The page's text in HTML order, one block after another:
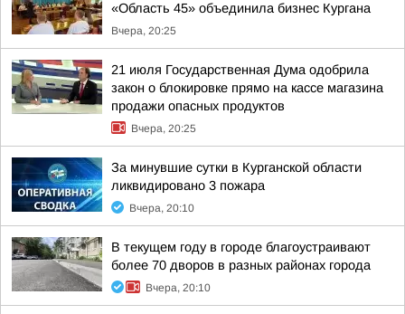
«Область 45» объединила бизнес Кургана
Вчера, 20:25
21 июля Государственная Дума одобрила
закон о блокировке прямо на кассе магазина
продажи опасных продуктов
Вчера, 20:25
За минувшие сутки в Курганской области
ликвидировано 3 пожара
Вчера, 20:10
В текущем году в городе благоустраивают
более 70 дворов в разных районах города
Вчера, 20:10